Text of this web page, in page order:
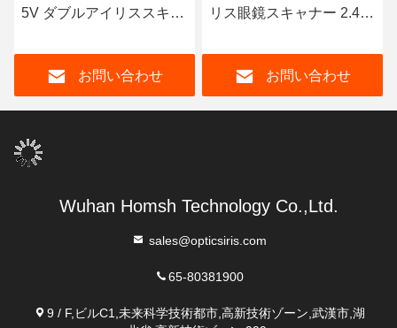
5V ダブルアイリススキャ
お問い合わせ
リス眼鏡スキャナー 2.4
お問い合わせ
Wuhan Homsh Technology Co.,Ltd.
sales@opticsiris.com
65-80381900
9 / F,ビルC1,未来科学技術都市,高新技術ゾーン,武漢市,湖